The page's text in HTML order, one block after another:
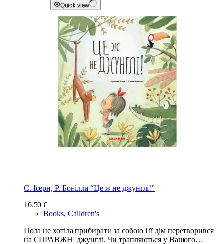
Quick view
С. Ісерн, Р. Бонілла “Це ж не джунглі!”
16.50 €
Books, Children's
Пола не хотіла прибирати за собою і її дім перетворився
на СПРАВЖНІ джунглі. Чи трапляються у Вашого…